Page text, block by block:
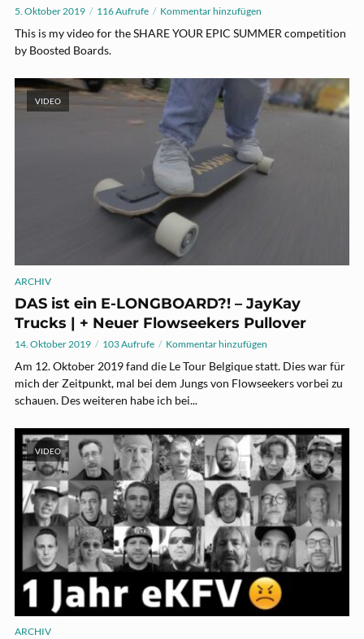
5. Oktober 2019 116 Aufrufe Kommentar hinzufügen
This is my video for the SHARE YOUR EPIC SUMMER competition
by Boosted Boards.
VIDEO
ARCHIV
DAS ist ein E-LONGBOARD?! – JayKay
Trucks | + Neuer Flowseekers Pullover
14. Oktober 2019 103 Aufrufe Kommentar hinzufügen
Am 12. Oktober 2019 fand die Le Tour Belgique statt. Dies war für
mich der Zeitpunkt, mal bei dem Jungs von Flowseekers vorbei zu
schauen. Des weiteren habe ich bei...
VIDEO
ARCHIV